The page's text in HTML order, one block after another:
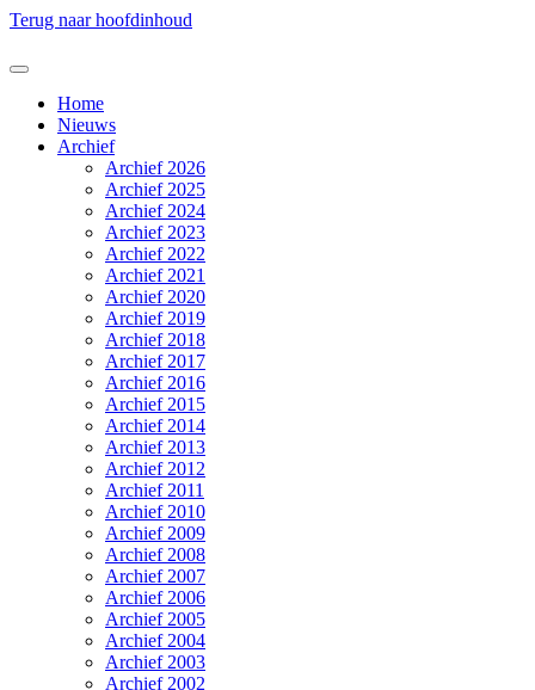
Terug naar hoofdinhoud
Home
Nieuws
Archief
Archief 2026
Archief 2025
Archief 2024
Archief 2023
Archief 2022
Archief 2021
Archief 2020
Archief 2019
Archief 2018
Archief 2017
Archief 2016
Archief 2015
Archief 2014
Archief 2013
Archief 2012
Archief 2011
Archief 2010
Archief 2009
Archief 2008
Archief 2007
Archief 2006
Archief 2005
Archief 2004
Archief 2003
Archief 2002